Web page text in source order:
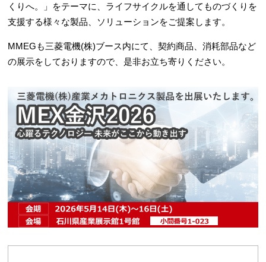
くりへ。」をテーマに、ライフサイクルを通してものづくりを
支援する様々な製品、ソリューションをご提案します。
MMEGも三菱電機(株)ブース内にて、契約商品、消耗部品など
の展示をしておりますので、是非お立ち寄りください。